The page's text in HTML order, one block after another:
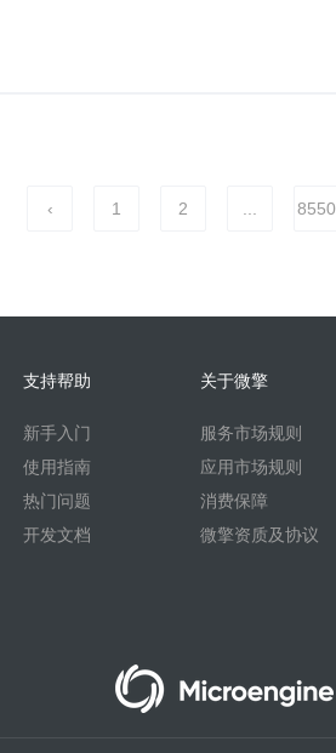
‹ 1 2 8550
支持帮助
新手入门
使用指南
热门问题
开发文档
关于微擎
服务市场规则
应用市场规则
消费保障
微擎资质及协议